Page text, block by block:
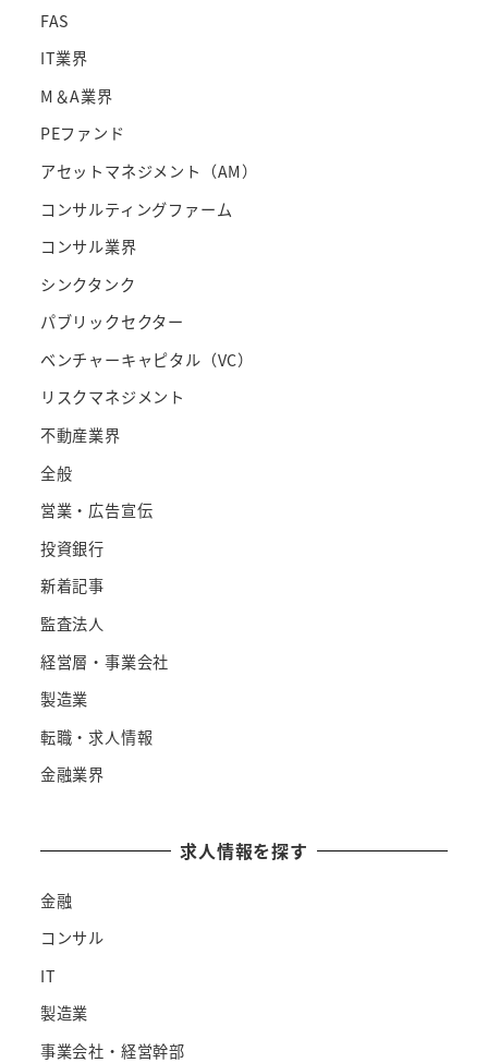
FAS
IT業界
M＆A業界
PEファンド
アセットマネジメント（AM）
コンサルティングファーム
コンサル業界
シンクタンク
パブリックセクター
ベンチャーキャピタル（VC）
リスクマネジメント
不動産業界
全般
営業・広告宣伝
投資銀行
新着記事
監査法人
経営層・事業会社
製造業
転職・求人情報
金融業界
求人情報を探す
金融
コンサル
IT
製造業
事業会社・経営幹部